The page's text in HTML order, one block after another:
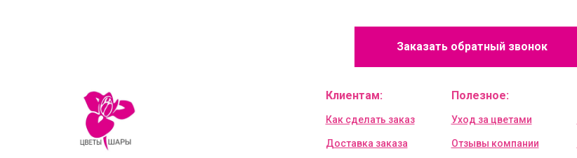
Заказать обратный звонок
Клиентам:
Как сделать заказ
Доставка заказа
Полезное:
Уход за цветами
Отзывы компании